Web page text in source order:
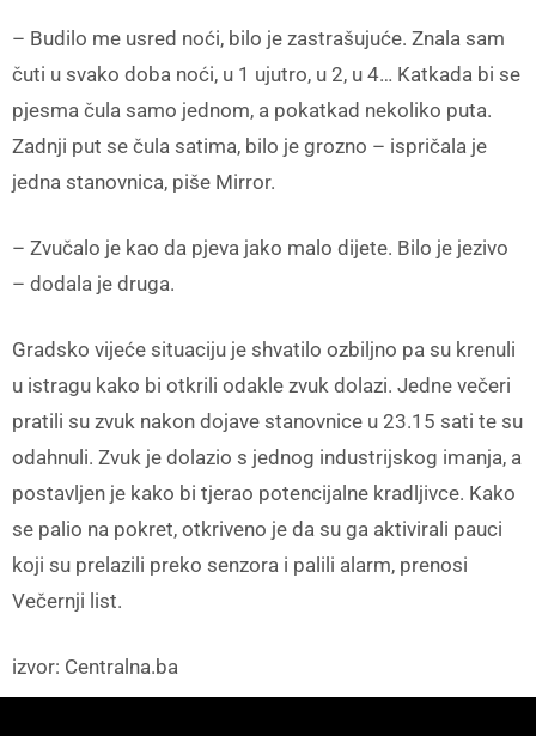
– Budilo me usred noći, bilo je zastrašujuće. Znala sam
čuti u svako doba noći, u 1 ujutro, u 2, u 4… Katkada bi se
pjesma čula samo jednom, a pokatkad nekoliko puta.
Zadnji put se čula satima, bilo je grozno – ispričala je
jedna stanovnica, piše Mirror.
– Zvučalo je kao da pjeva jako malo dijete. Bilo je jezivo
– dodala je druga.
Gradsko vijeće situaciju je shvatilo ozbiljno pa su krenuli
u istragu kako bi otkrili odakle zvuk dolazi. Jedne večeri
pratili su zvuk nakon dojave stanovnice u 23.15 sati te su
odahnuli. Zvuk je dolazio s jednog industrijskog imanja, a
postavljen je kako bi tjerao potencijalne kradljivce. Kako
se palio na pokret, otkriveno je da su ga aktivirali pauci
koji su prelazili preko senzora i palili alarm, prenosi
Večernji list.
izvor: Centralna.ba